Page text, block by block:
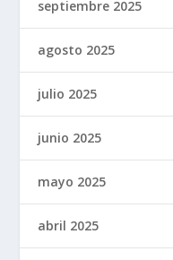
septiembre 2025
agosto 2025
julio 2025
junio 2025
mayo 2025
abril 2025